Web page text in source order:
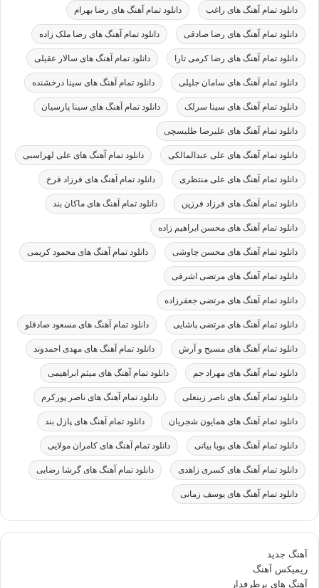
دانلود تمام آهنگ های راغب دانلود تمام آهنگ های رضا بهرام
دانلود تمام آهنگ های رضا صادقی دانلود تمام آهنگ های رضا ملک زاده
دانلود تمام آهنگ های رضا کرمی تارا دانلود تمام آهنگ های سالار عقیلی
دانلود تمام آهنگ های سامان جلیلی دانلود تمام آهنگ های سینا درخشنده
دانلود تمام آهنگ های سینا سرلک دانلود تمام آهنگ های سینا پارسیان
دانلود تمام آهنگ های علیرضا طلیسچی
دانلود تمام آهنگ های علی عبدالمالکی دانلود تمام آهنگ های علی لهراسبی
دانلود تمام آهنگ های علی منتظری دانلود تمام آهنگ های فرزاد فرخ
دانلود تمام آهنگ های فرزاد فرزین دانلود تمام آهنگ های ماکان بند
دانلود تمام آهنگ های محسن ابراهیم زاده
دانلود تمام آهنگ های محسن چاوشی دانلود تمام آهنگ های محمود کریمی
دانلود تمام آهنگ های مرتضی اشرفی
دانلود تمام آهنگ های مرتضی جعفرزاده
دانلود تمام آهنگ های مرتضی پاشایی دانلود تمام آهنگ های مسعود صادقلو
دانلود تمام آهنگ های مسیح و آرش دانلود تمام آهنگ های مهدی احمدوند
دانلود تمام آهنگ های مهراد جم دانلود تمام آهنگ های میثم ابراهیمی
دانلود تمام آهنگ های ناصر زینعلی دانلود تمام آهنگ های ناصر پورکرم
دانلود تمام آهنگ های همایون شجریان دانلود تمام آهنگ های پازل بند
دانلود تمام آهنگ های پویا بیاتی دانلود تمام آهنگ های کامران مولایی
دانلود تمام آهنگ های کسری زاهدی دانلود تمام آهنگ های گرشا رضایی
دانلود تمام آهنگ های یوسف زمانی
آهنگ جدید
ریمیکس آهنگ
آهنگ های پرطرفدار